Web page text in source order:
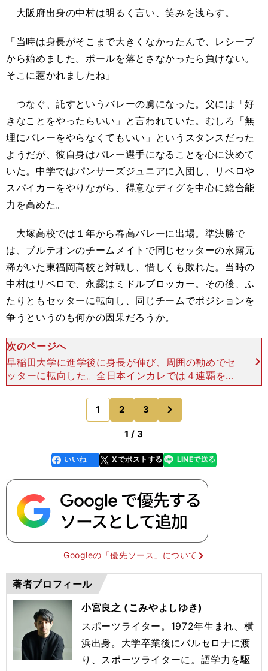
大阪府出身の中村は明るく言い、笑みを洩らす。
「当時は身長がそこまで大きくなかったんで、レシーブ
から始めました。ボールを落とさなかったら負けない。
そこに惹かれましたね」
つなぐ、託すというバレーの虜になった。父には「好
きなことをやったらいい」と言われていた。むしろ「無
理にバレーをやらなくてもいい」というスタンスだった
ようだが、彼自身はバレー選手になることを心に決めて
いた。中学ではパンサーズジュニアに入団し、リベロや
スパイカーをやりながら、得意なディグを中心に総合能
力を高めた。
大塚高校では１年から春高バレーに出場。準決勝で
は、ブルテオンのチームメイトで同じセッターの永露元
稀がいた東福岡高校と対戦し、惜しくも敗れた。当時の
中村はリベロで、永露はミドルブロッカー。その後、ふ
たりともセッターに転向し、同じチームでポジションを
争うというのも何かの因果だろうか。
次のページへ
早稲田大学に進学後に身長が伸び、周囲の勧めでセ
ッターに転向した。全日本インカレでは４連覇を達
成。３、４年時にはベストセッター賞も受賞した。
「すごいスパイカーがいっぱいいて、誰に上げても
決まる感じでし
1 2 3
1 / 3
faceboo
k
いいね Xでポストする
line LINEで送る
Googleの「優先ソース」について
著者プロフィール
小宮良之 (こみやよしゆき)
スポーツライター。1972年生まれ、横
浜出身。大学卒業後にバルセロナに渡
り、スポーツライターに。語学力を駆